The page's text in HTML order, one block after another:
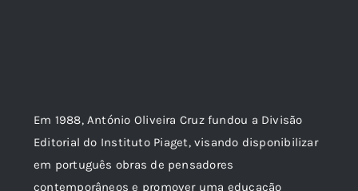
Em 1988, António Oliveira Cruz fundou a Divisão
Editorial do Instituto Piaget, visando disponibilizar
em português obras de pensadores
contemporâneos e promover uma educação